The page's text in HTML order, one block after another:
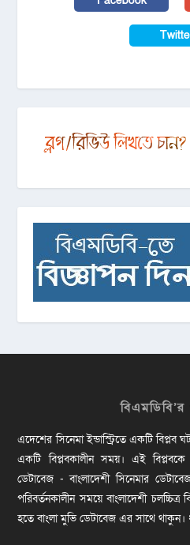
বিএমডিবি’র
এদেশের সিনেমা ইন্ডাস্ট্রিতে একটি
একটি বিপ্লবকালীন সময়। এই
ডেটাবেজ - বাংলাদেশী সিনেমার
পরিবর্তনকালীন সময়ে বাংলাদেশী
হতে বাংলা মুভি ডেটাবেজ এর সাথে থাকুন।